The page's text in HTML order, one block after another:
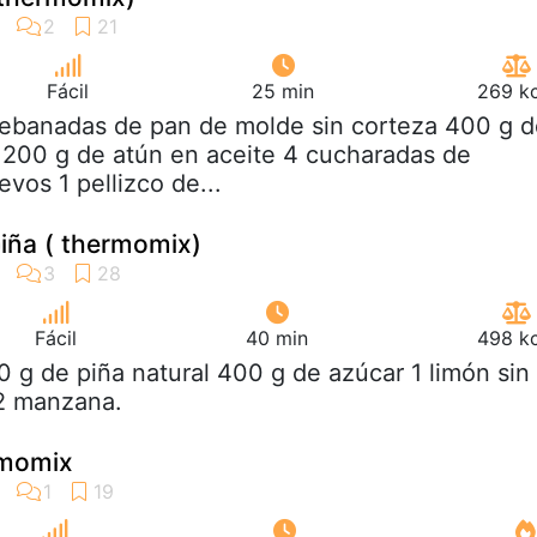
Fácil 25 min 269
de pan de molde sin corteza 400 g
g de atún en aceite 4 cucharadas de
1 pellizco de...
( thermomix)
Fácil 40 min 498
g de piña natural 400 g de azúcar 1 limón sin
manzana.